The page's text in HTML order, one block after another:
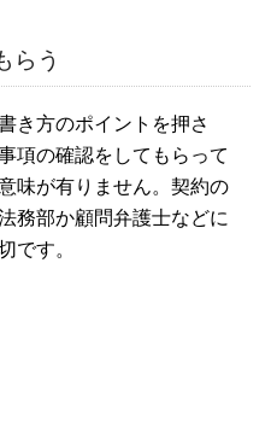
らう
き方のポイントを押さ
項の確認をしてもらって
味が有りません。契約の
務部か顧問弁護士などに
です。